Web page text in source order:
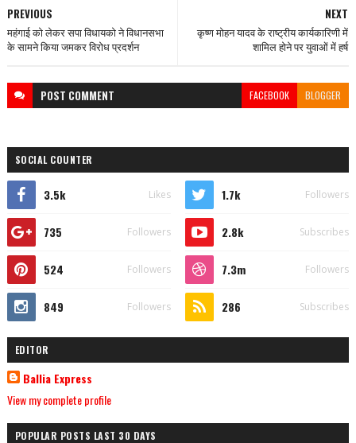
NEXT
कृष्ण मोहन यादव के राष्ट्रीय कार्यकारिणी में
शामिल होने पर युवाओं में हर्ष
PREVIOUS
महंगाई को लेकर सपा विधायको ने विधानसभा
के सामने किया जमकर विरोध प्रदर्शन
POST COMMENT FACEBOOK BLOGGER
SOCIAL COUNTER
3.5k Likes 1.7k Followers
735 Followers 2.8k Subscribes
524 Followers 7.3m Followers
849 Followers 286 Subscribes
EDITOR
Ballia Express
View my complete profile
POPULAR POSTS LAST 30 DAYS